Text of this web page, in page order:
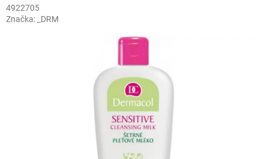
4922705
Značka:
_DRM